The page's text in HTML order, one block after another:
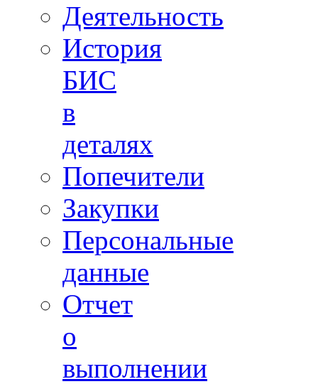
Деятельность
История
БИС
в
деталях
Попечители
Закупки
Персональные
данные
Отчет
о
выполнении